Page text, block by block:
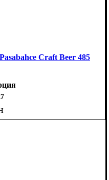
Craft Beer 485